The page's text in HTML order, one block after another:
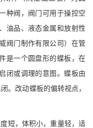
种阀，阀门可用于操控空
油品、液态金属和放射性
阀门制作有限公司）在管
是一个圆盘形的蝶板，在
闭或调理的意图。蝶板由
。改动蝶板的偏转视点，
短，体积小，重量轻，适